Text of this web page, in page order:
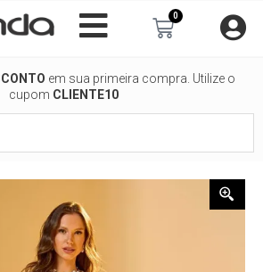
0
Carrinho
em sua primeira compra. Utilize o
cupom CLIENTE10